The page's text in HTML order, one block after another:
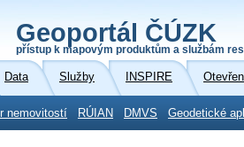
Geoportál ČÚZK
přístup k mapovým produktům a službám
Data Služby INSPIRE
nemovitostí RÚIAN DMVS Geodetické